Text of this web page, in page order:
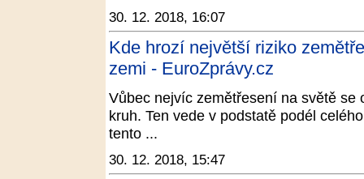
30. 12. 2018, 16:07
Kde hrozí největší riziko
zemi - EuroZprávy.cz
Vůbec nejvíc zemětřesení na světě se
kruh. Ten vede v podstatě podél
tento ...
30. 12. 2018, 15:47